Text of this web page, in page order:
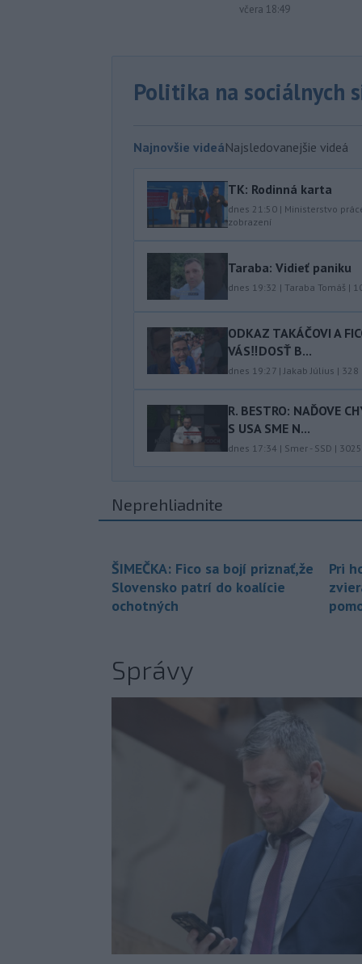
včera 18:49
Politika na sociálnych
Najnovšie videáNajsledovanejšie videá
TK: Rodinná karta
dnes 21:50 | Ministerstvo
zobrazení
Taraba: Vidieť paniku
dnes 19:32 | Taraba Tomáš |
ODKAZ TAKÁČOVI A
VÁS‼️DOSŤ B...
dnes 19:27 | Jakab Július | 328
R. BESTRO: NAĎOVE
S USA SME N...
dnes 17:34 | Smer - SSD | 3025
Neprehliadnite
ŠIMEČKA: Fico sa bojí priznať,že
Slovensko patrí do koalície
ochotných
Pri
Správy